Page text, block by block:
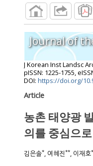
Journal of
J Korean Inst Landsc
pISSN: 1225-1755,
DOI: https://doi.org/
Article
농촌 태양광
의를 중심으
김은솔*, 여혜진**, 이재호